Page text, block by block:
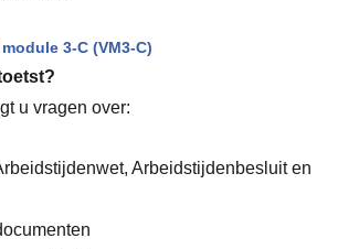
3-C (VM3-C)
u vragen over:
Arbeidstijdenbesluit en